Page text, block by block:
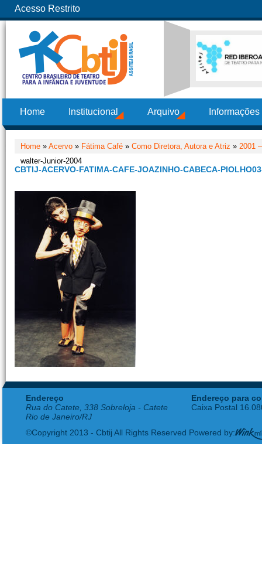
Acesso Restrito
Home Institucional Arquivo
Home » Acervo » Fátima Café » Como Diretora, Autora e Atriz » 2001
walter-Junior-2004
CBTIJ-ACERVO-FATIMA-CAFE-JOAZINHO-CABECA-
Endereço
Rua do Catete, 338 Sobreloja - Catete
Rio de Janeiro/RJ
Endereço para
Caixa Postal
©Copyright 2013 - Cbtij All Rights Reserved Powered by: